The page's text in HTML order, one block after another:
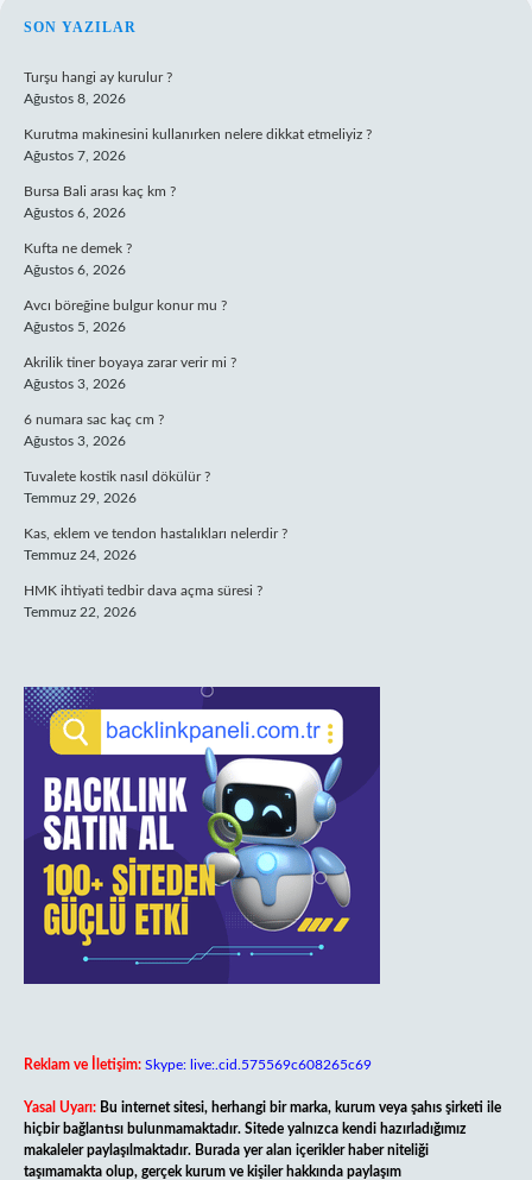
SIDEBAR
SON YAZILAR
Turşu hangi ay kurulur ?
Ağustos 8, 2026
Kurutma makinesini kullanırken nelere dikkat etmeliyiz ?
Ağustos 7, 2026
Bursa Bali arası kaç km ?
Ağustos 6, 2026
Kufta ne demek ?
Ağustos 6, 2026
Avcı böreğine bulgur konur mu ?
Ağustos 5, 2026
Akrilik tiner boyaya zarar verir mi ?
Ağustos 3, 2026
6 numara sac kaç cm ?
Ağustos 3, 2026
Tuvalete kostik nasıl dökülür ?
Temmuz 29, 2026
Kas, eklem ve tendon hastalıkları nelerdir ?
Temmuz 24, 2026
HMK ihtiyati tedbir dava açma süresi ?
Temmuz 22, 2026
Reklam ve İletişim: Skype: live:.cid.575569c608265c69
Yasal Uyarı: Bu internet sitesi, herhangi bir marka, kurum veya şahıs şirketi ile
hiçbir bağlantısı bulunmamaktadır. Sitede yalnızca kendi hazırladığımız
makaleler paylaşılmaktadır. Burada yer alan içerikler haber niteliği
taşımamakta olup, gerçek kurum ve kişiler hakkında paylaşım